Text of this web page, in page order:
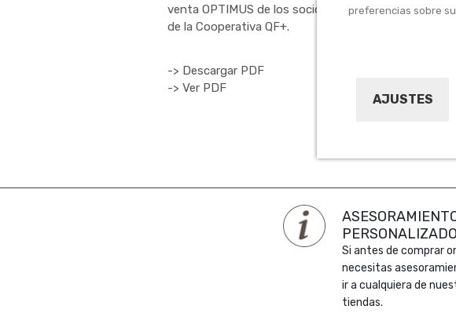
preferencias sobre
AJUSTES
venta OPTIMUS de los socios
de la Cooperativa QF+.
-> Descargar PDF
-> Ver PDF
PERSONALIZADO
Si antes de comprar
necesitas
ir a cualquiera de
tiendas.